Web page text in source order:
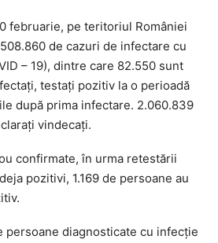
februarie, pe teritoriul României
de cazuri de infectare cu
– 19), dintre care 82.550 sunt
testaţi pozitiv la o perioadă
după prima infectare. 2.060.839
vindecaţi.
confirmate, în urma retestării
pozitivi, 1.169 de persoane au
persoane diagnosticate cu infecţie